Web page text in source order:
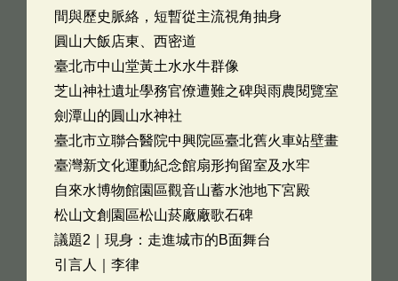
間與歷史脈絡，短暫從主流視角抽身
圓山大飯店東、西密道
臺北市中山堂黃土水水牛群像
芝山神社遺址學務官僚遭難之碑與雨農閱覽室
劍潭山的圓山水神社
臺北市立聯合醫院中興院區臺北舊火車站壁畫
臺灣新文化運動紀念館扇形拘留室及水牢
自來水博物館園區觀音山蓄水池地下宮殿
松山文創園區松山菸廠廠歌石碑
議題2｜現身：走進城市的B面舞台
引言人｜李律